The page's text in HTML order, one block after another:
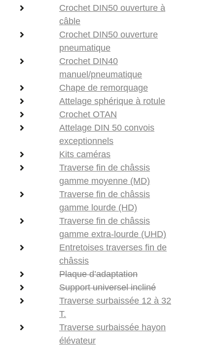
Crochet DIN50 ouverture à
câble
Crochet DIN50 ouverture
pneumatique
Crochet DIN40
manuel/pneumatique
Chape de remorquage
Attelage sphérique à rotule
Crochet OTAN
Attelage DIN 50 convois
exceptionnels
Kits caméras
Traverse fin de châssis
gamme moyenne (MD)
Traverse fin de châssis
gamme lourde (HD)
Traverse fin de châssis
gamme extra-lourde (UHD)
Entretoises traverses fin de
châssis
Plaque d’adaptation
Support universel incliné
Traverse surbaissée 12 à 32
T.
Traverse surbaissée hayon
élévateur